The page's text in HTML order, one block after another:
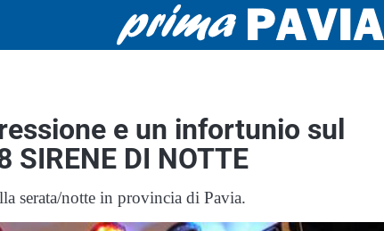
e un infortunio sul
DI NOTTE
serata/notte in provincia di Pavia.